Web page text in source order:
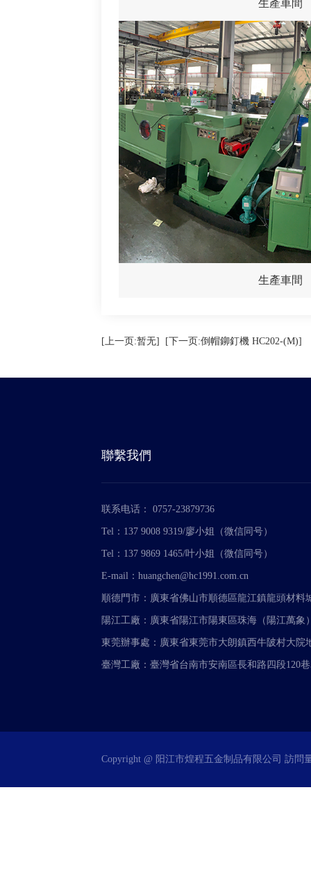
生產車間
生產車間
[上一页:暂无] [下一页:倒帽鉚釘機 HC202-(M)]
聯繫我們
联系电话： 0757-23879736
Tel：137 9008 9319/廖小姐（微信同号）
Tel：137 9869 1465/叶小姐（微信同号）
E-mail：huangchen@hc1991.com.cn
順德門市：廣東省佛山市順德區龍江鎮龍頭材料
陽江工廠：廣東省陽江市陽東區珠海（陽江萬象
東莞辦事處：廣東省東莞市大朗鎮西牛陂村大院
臺灣工廠：臺灣省台南市安南區長和路四段120
Copyright @ 阳江市煌程五金制品有限公司 訪問